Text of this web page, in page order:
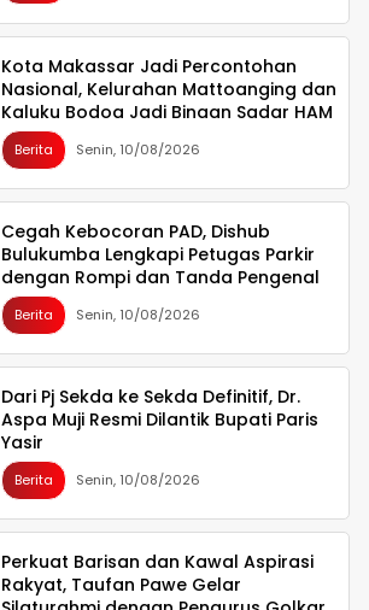
Kota Makassar Jadi Percontohan
Nasional, Kelurahan Mattoanging dan
Kaluku Bodoa Jadi Binaan Sadar HAM
Berita Senin, 10/08/2026
Cegah Kebocoran PAD, Dishub
Bulukumba Lengkapi Petugas Parkir
dengan Rompi dan Tanda Pengenal
Berita Senin, 10/08/2026
Dari Pj Sekda ke Sekda Definitif, Dr.
Aspa Muji Resmi Dilantik Bupati Paris
Yasir
Berita Senin, 10/08/2026
Perkuat Barisan dan Kawal Aspirasi
Rakyat, Taufan Pawe Gelar